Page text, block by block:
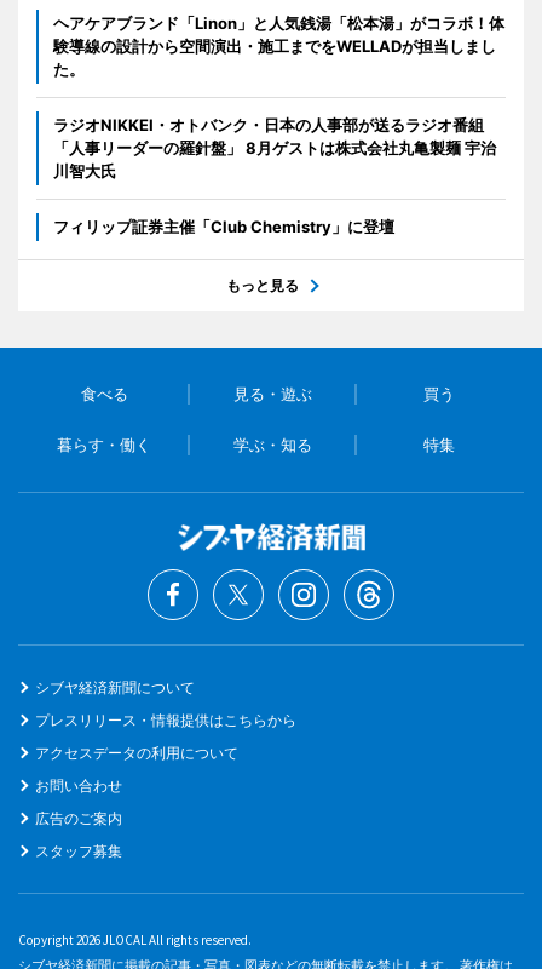
ヘアケアブランド「Linon」と人気銭湯「松本湯」がコラボ！体
験導線の設計から空間演出・施工までをWELLADが担当しまし
た。
ラジオNIKKEI・オトバンク・日本の人事部が送るラジオ番組
「人事リーダーの羅針盤」 8月ゲストは株式会社丸亀製麺 宇治
川智大氏
フィリップ証券主催「Club Chemistry」に登壇
もっと見る
食べる 見る・遊ぶ 買う
暮らす・働く 学ぶ・知る 特集
シブヤ経済新聞について
プレスリリース・情報提供はこちらから
アクセスデータの利用について
お問い合わせ
広告のご案内
スタッフ募集
Copyright 2026 JLOCAL All rights reserved.
シブヤ経済新聞に掲載の記事・写真・図表などの無断転載を禁止します。 著作権は